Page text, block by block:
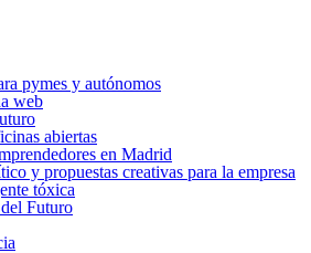
pymes y autónomos
web
abiertas
en Madrid
y propuestas creativas para la empresa
tóxica
Futuro